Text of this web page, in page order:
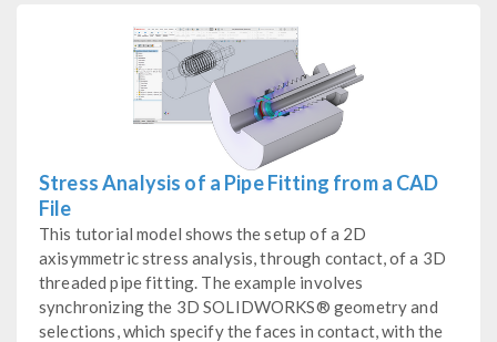
Stress Analysis of a Pipe Fitting from a CAD
File
This tutorial model shows the setup of a 2D
axisymmetric stress analysis, through contact, of a 3D
threaded pipe fitting. The example involves
synchronizing the 3D SOLIDWORKS® geometry and
selections, which specify the faces in contact, with the